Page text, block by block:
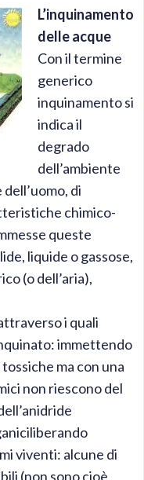
L’inquinamento
delle acque
Con il termine
generico
inquinamento si
indica il
degrado
dell’ambiente
di
chimico-
queste
liquide o gassose,
(o dell’aria),
i quali
immettendo
ma con una
non riescono del
viventi: alcune di
(non sono cioè